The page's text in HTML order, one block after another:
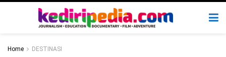
Home DESTINASI